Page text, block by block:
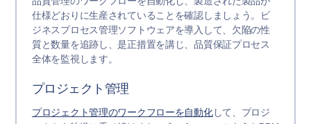
仕様どおりに生産されていることを確認しましょう。ビ
ジネスプロセス管理ソフトウェアを導入して、欠陥の性
質と数量を追跡し、是正措置を講じ、品質保証プロセス
全体を監視します。
プロジェクト管理
プロジェクト管理のワークフローを自動化して、プロジ